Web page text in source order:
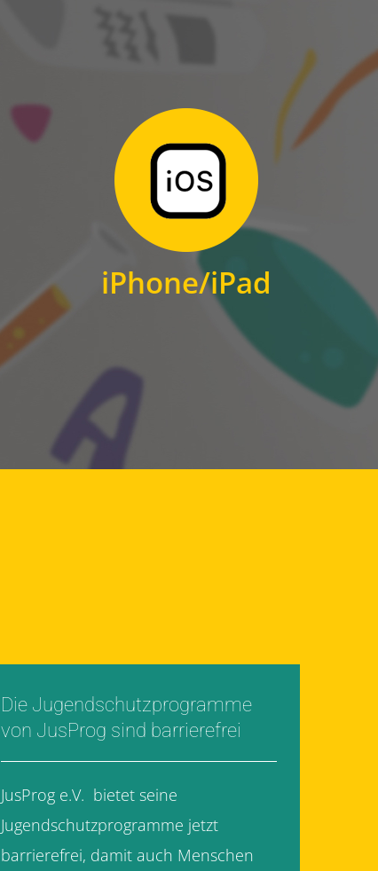
iPhone/iPad
Zum Download
für iPhone und iPad
Die Jugendschutzprogramme
von JusProg sind barrierefrei
JusProg e.V. bietet seine
Jugendschutzprogramme jetzt
barrierefrei, damit auch Menschen